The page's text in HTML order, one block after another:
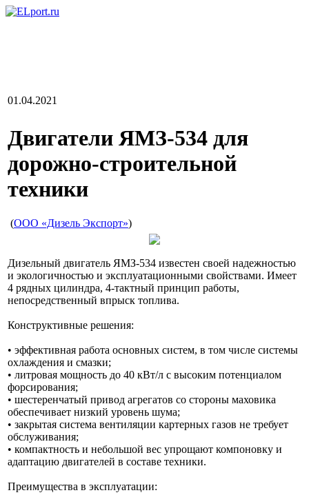
01.04.2021
Двигатели ЯМЗ-534 для
дорожно-строительной
техники
(ООО «Дизель Экспорт»)
Дизельный двигатель ЯМЗ-534 известен своей надежностью
и экологичностью и эксплуатационными свойствами. Имеет
4 рядных цилиндра, 4-тактный принцип работы,
непосредственный впрыск топлива.
Конструктивные решения:
• эффективная работа основных систем, в том числе системы
охлаждения и смазки;
• литровая мощность до 40 кВт/л с высоким потенциалом
форсирования;
• шестеренчатый привод агрегатов со стороны маховика
обеспечивает низкий уровень шума;
• закрытая система вентиляции картерных газов не требует
обслуживания;
• компактность и небольшой вес упрощают компоновку и
адаптацию двигателей в составе техники.
Преимущества в эксплуатации: